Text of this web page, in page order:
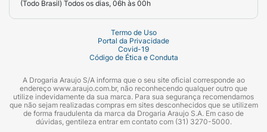
(Todo Brasil) Todos os dias, 06h às 00h
Termo de Uso
Portal da Privacidade
Covid-19
Código de Ética e Conduta
A Drogaria Araujo S/A informa que o seu site oficial corresponde ao
endereço www.araujo.com.br, não reconhecendo qualquer outro que
utilize indevidamente da sua marca. Para sua segurança recomendamos
que não sejam realizadas compras em sites desconhecidos que se utilizem
de forma fraudulenta da marca da Drogaria Araujo S.A. Em caso de
dúvidas, gentileza entrar em contato com (31) 3270-5000.